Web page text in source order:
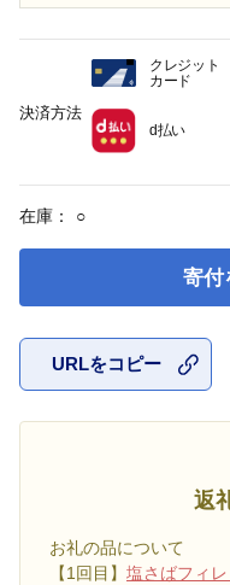
在庫： ○
寄付
URLをコピー
返
お礼の品について
【1回目】 塩さばフィレ
決済方法
クレジット
カード
d払い